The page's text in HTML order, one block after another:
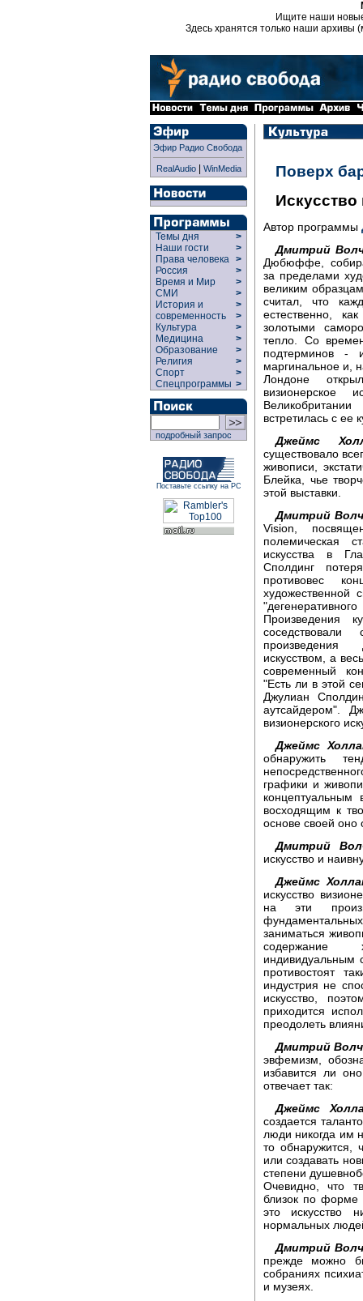
Ищите наши
Здесь хранятся только наши архивы
Эфир Радио Свобода
RealAudio| WinMedia
Темы дня
>
Наши гости
>
Права человека >
Россия
>
Время и Мир
>
СМИ
>
История и
современность
>
>
Культура
>
Медицина
>
Образование
>
Религия
>
Спорт
>
Спецпрограммы >
подробный запрос
Поставьте ссылку на РС
Поверх
Автор программы
Дмитрий
Дюбюффе,
за пределами
великим
считал, что
естественно,
золотыми
тепло. Со
подтерминов -
маргинальное и,
Лондоне
визионерское
встретилась с
Джеймс
существовало
живописи,
Блейка, чье
этой выставки.
Дмитрий
Vision,
полемическая
искусства в
Сполдинг
противовес
художественной
Произведения
произведения
искусством, а
современный
"Есть ли в этой
Джулиан
аутсайдером".
визионерского
Джеймс
обнаружить
графики и
концептуальным
восходящим к
основе своей оно
Дмитрий
искусство и
Джеймс
искусство
на эти
заниматься
содержание
индивидуальным
противостоят
индустрия не
искусство,
приходится
преодолеть
Дмитрий
эвфемизм,
избавится ли
отвечает так:
Джеймс
создается
люди никогда им
то обнаружится,
или создавать
степени
Очевидно, что
близок по форме
это искусство
нормальных
Дмитрий
прежде можно
собраниях
и музеях.